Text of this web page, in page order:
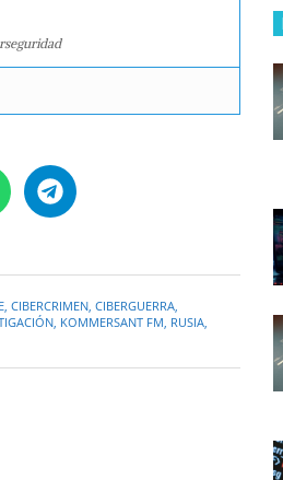
CIBERCRIMEN CIBERGUERRA
KOMMERSANT FM RUSIA